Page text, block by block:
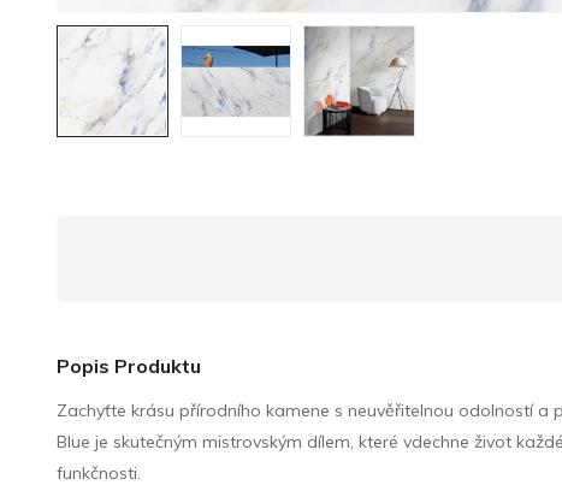
Popis Produktu
Zachyťte krásu přírodního kamene s neuvěřitelnou odolností a
Blue je skutečným mistrovským dílem, které vdechne život
funkčnosti.